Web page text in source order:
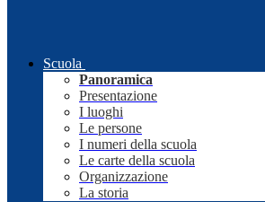
Scuola
Panoramica
Presentazione
I luoghi
Le persone
I numeri della scuola
Le carte della scuola
Organizzazione
La storia